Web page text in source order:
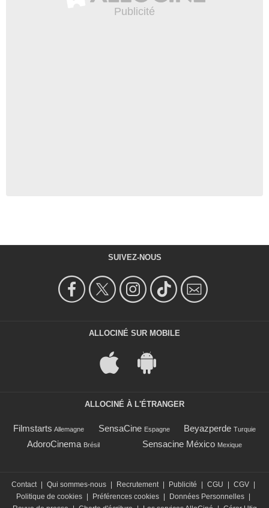
SUIVEZ-NOUS
ALLOCINÉ SUR MOBILE
ALLOCINÉ À L'ÉTRANGER
Filmstarts Allemagne SensaCine Espagne Beyazperde Turquie
AdoroCinema Brésil Sensacine México Mexique
Contact | Qui sommes-nous | Recrutement | Publicité | CGU | CGV |
Politique de cookies | Préférences cookies | Données Personnelles |